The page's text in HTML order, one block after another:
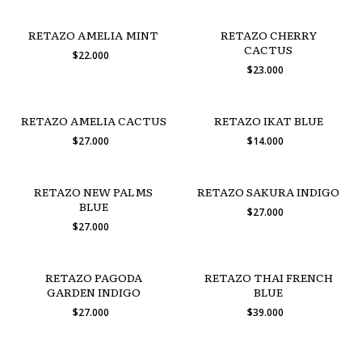
RETAZO AMELIA MINT
$22.000
RETAZO CHERRY
CACTUS
$23.000
RETAZO AMELIA CACTUS
$27.000
RETAZO IKAT BLUE
$14.000
RETAZO NEW PALMS
BLUE
$27.000
RETAZO SAKURA INDIGO
$27.000
RETAZO PAGODA
GARDEN INDIGO
$27.000
RETAZO THAI FRENCH
BLUE
$39.000